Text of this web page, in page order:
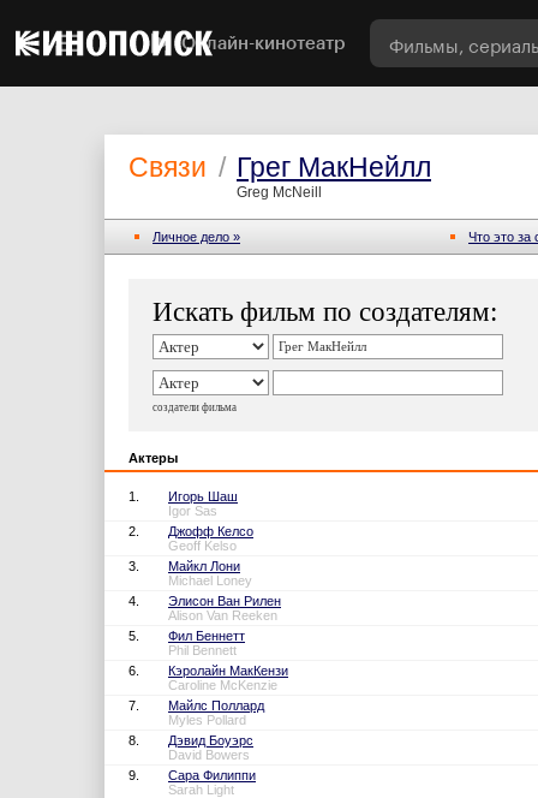
Онлайн-кинотеатр
Связи / Грег МакНейлл
Greg McNeill
Личное дело » Что это за
Искать фильм по создателям:
создатели фильма
Актеры
1.
Игорь Шаш
Igor Sas
2.
Джофф Келсо
Geoff Kelso
3.
Майкл Лони
Michael Loney
4.
Элисон Ван Рилен
Alison Van Reeken
5.
Фил Беннетт
Phil Bennett
6.
Кэролайн МакКензи
Caroline McKenzie
7.
Майлс Поллард
Myles Pollard
8.
Дэвид Боуэрс
David Bowers
9.
Сара Филиппи
Sarah Light